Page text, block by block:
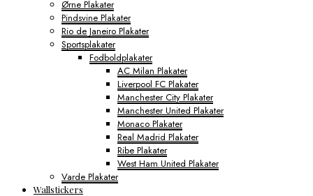
Ørne Plakater
Pindsvine Plakater
Rio de Janeiro Plakater
Sportsplakater
Fodboldplakater
AC Milan Plakater
Liverpool FC Plakater
Manchester City Plakater
Manchester United Plakater
Monaco Plakater
Real Madrid Plakater
Ribe Plakater
West Ham United Plakater
Varde Plakater
Wallstickers